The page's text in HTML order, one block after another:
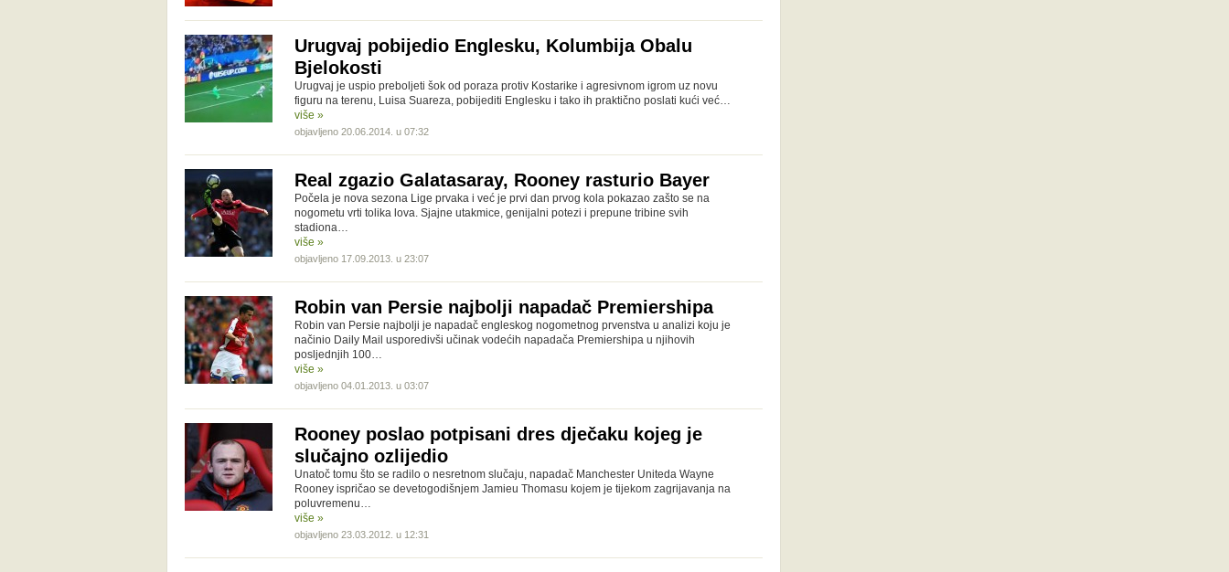
Urugvaj pobijedio Englesku, Kolumbija Obalu
Bjelokosti
Urugvaj je uspio preboljeti šok od poraza protiv Kostarike i agresivnom igrom uz novu
figuru na terenu, Luisa Suareza, pobijediti Englesku i tako ih praktično poslati kući već…
više »
objavljeno 20.06.2014. u 07:32
Real zgazio Galatasaray, Rooney rasturio Bayer
Počela je nova sezona Lige prvaka i već je prvi dan prvog kola pokazao zašto se na
nogometu vrti tolika lova. Sjajne utakmice, genijalni potezi i prepune tribine svih
stadiona…
više »
objavljeno 17.09.2013. u 23:07
Robin van Persie najbolji napadač Premiershipa
Robin van Persie najbolji je napadač engleskog nogometnog prvenstva u analizi koju je
načinio Daily Mail usporedivši učinak vodećih napadača Premiershipa u njihovih
posljednjih 100…
više »
objavljeno 04.01.2013. u 03:07
Rooney poslao potpisani dres dječaku kojeg je
slučajno ozlijedio
Unatoč tomu što se radilo o nesretnom slučaju, napadač Manchester Uniteda Wayne
Rooney ispričao se devetogodišnjem Jamieu Thomasu kojem je tijekom zagrijavanja na
poluvremenu…
više »
objavljeno 23.03.2012. u 12:31